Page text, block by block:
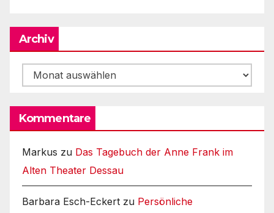
Archiv
Archiv
Kommentare
Markus zu Das Tagebuch der Anne Frank im
Alten Theater Dessau
Barbara Esch-Eckert zu Persönliche